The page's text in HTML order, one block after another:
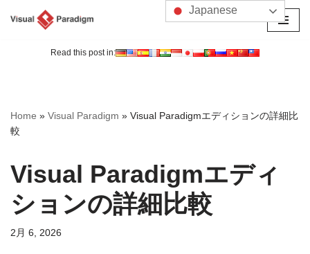
へ
ス
ッ
プ
Read this post in:
Home » Visual Paradigm » Visual Paradigmエディションの詳細比
較
Visual Paradigmエディ
ションの詳細比較
2月 6, 2026
Japanese